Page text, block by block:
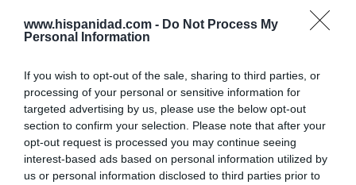
www.hispanidad.com - Do Not Process My
Personal Information
If you wish to opt-out of the sale, sharing to third parties, or
processing of your personal or sensitive information for
targeted advertising by us, please use the below opt-out
section to confirm your selection. Please note that after your
opt-out request is processed you may continue seeing
interest-based ads based on personal information utilized by
us or personal information disclosed to third parties prior to
ECONOMÍA
La matriz de la china MG dispara ingresos
reduce por primera vez su beneficio
Cristina Martín 06/08/26 14:18
SOCIEDAD
India. Simpatizantes del partido gobernante
de Narendra Modi hostigan a un sacerdote
católico
Redacción 06/08/26 14:09